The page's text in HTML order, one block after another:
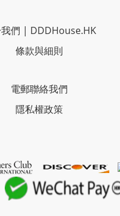
們 | DDDHouse.HK
條款與細則
電郵聯絡我們
隱私權政策